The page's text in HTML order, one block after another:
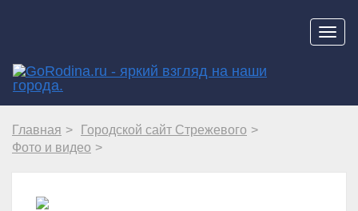
Главная
Городской сайт Стрежевого
Фото и видео